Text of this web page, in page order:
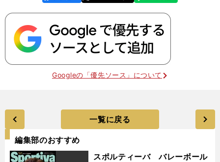
k
Googleの「優先ソース」について
一覧に戻る
編集部のおすすめ
スポルティーバ バレーボール